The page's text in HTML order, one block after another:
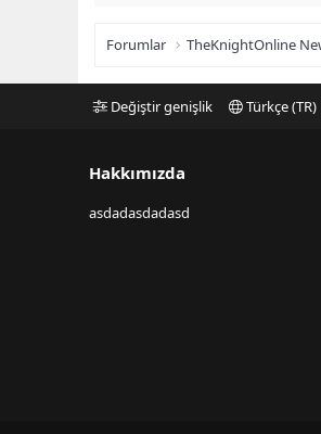
Forumlar TheKnightOnline
Değiştir genişlik Türkçe (TR)
Hakkımızda
asdadasdadasd